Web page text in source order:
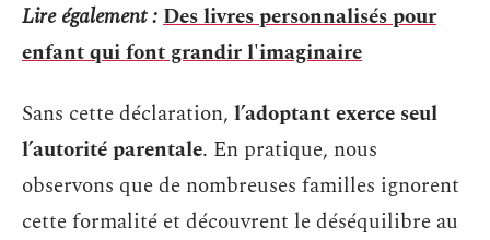
Lire également :Des livres personnalisés pour
enfant qui font grandir l'imaginaire
Sans cette déclaration, l’adoptant exerce seul
l’autorité parentale. En pratique, nous
observons que de nombreuses familles ignorent
cette formalité et découvrent le déséquilibre au